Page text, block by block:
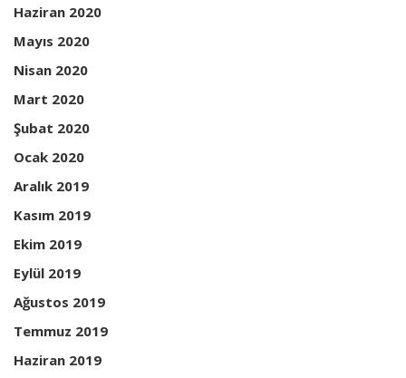
Haziran 2020
Mayıs 2020
Nisan 2020
Mart 2020
Şubat 2020
Ocak 2020
Aralık 2019
Kasım 2019
Ekim 2019
Eylül 2019
Ağustos 2019
Temmuz 2019
Haziran 2019